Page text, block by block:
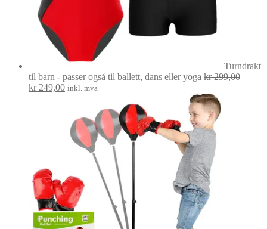
Turndrakt
til barn - passer også til ballett, dans eller yoga kr299,00
Opprinnelig
kr249,00Nåværende
kr 249,00.
inkl. mva